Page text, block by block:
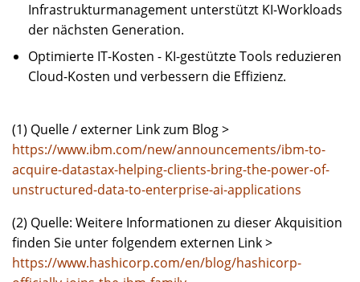
Infrastrukturmanagement unterstützt KI-Workloads
der nächsten Generation.
Optimierte IT-Kosten - KI-gestützte Tools reduzieren
Cloud-Kosten und verbessern die Effizienz.
(1) Quelle / externer Link zum Blog >
https://www.ibm.com/new/announcements/ibm-to-
acquire-datastax-helping-clients-bring-the-power-of-
unstructured-data-to-enterprise-ai-applications
(2) Quelle: Weitere Informationen zu dieser Akquisition
finden Sie unter folgendem externen Link >
https://www.hashicorp.com/en/blog/hashicorp-